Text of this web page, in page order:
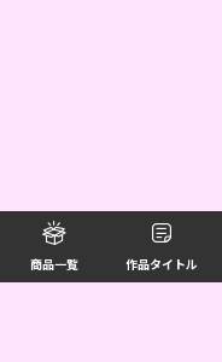
商品一覧 作品タイトル